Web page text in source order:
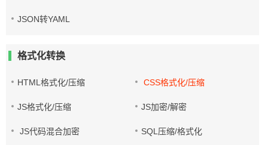
JSON转YAML
格式化转换
HTML格式化/压缩 CSS格式化/压缩
JS格式化/压缩 JS加密/解密
JS代码混合加密 SQL压缩/格式化